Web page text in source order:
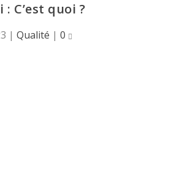
C’est quoi ?
| Qualité | 0